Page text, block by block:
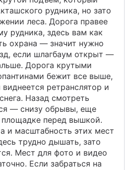
рудника, но зато
леса. Дорога правее
рудника, здесь вам как
охрана — значит нужно
если шлагбаум открыт —
Дорога крутыми
бежит все выше,
ретранслятор и
Назад смотреть
— снизу обрывы, еще
перед вышкой.
и масштабность этих мест
трудно дышать, зато
Мест для фото и видео
Если забраться на